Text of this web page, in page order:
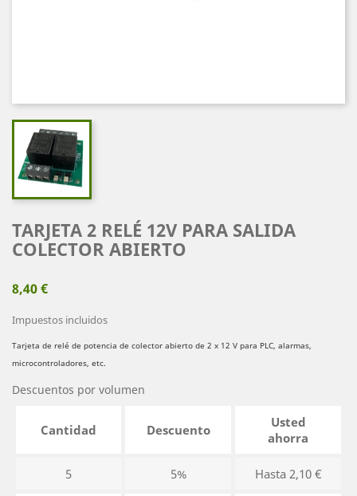
TARJETA 2 RELÉ 12V PARA SALIDA
COLECTOR ABIERTO
8,40 €
Impuestos incluidos
Tarjeta de relé de potencia de colector abierto de 2 x 12 V para PLC, alarmas,
microcontroladores, etc.
Descuentos por volumen
Cantidad Descuento
Usted
ahorra
5 5% Hasta 2,10 €